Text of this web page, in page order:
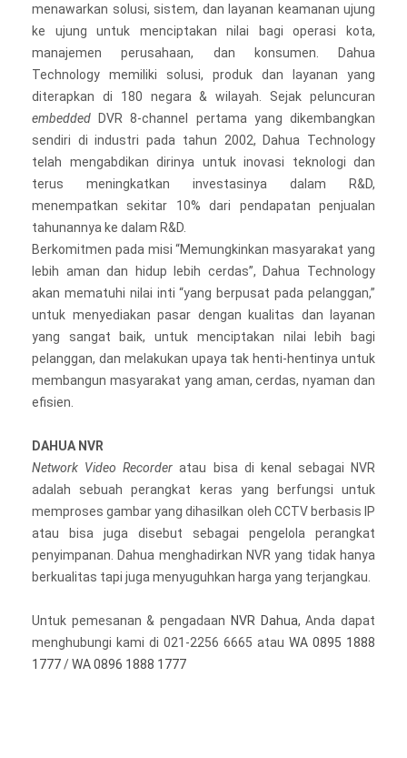
menawarkan solusi, sistem, dan layanan keamanan ujung
ke ujung untuk menciptakan nilai bagi operasi kota,
manajemen perusahaan, dan konsumen. Dahua
Technology memiliki solusi, produk dan layanan yang
diterapkan di 180 negara & wilayah. Sejak peluncuran
embedded DVR 8-channel pertama yang dikembangkan
sendiri di industri pada tahun 2002, Dahua Technology
telah mengabdikan dirinya untuk inovasi teknologi dan
terus meningkatkan investasinya dalam R&D,
menempatkan sekitar 10% dari pendapatan penjualan
tahunannya ke dalam R&D.
Berkomitmen pada misi “Memungkinkan masyarakat yang
lebih aman dan hidup lebih cerdas”, Dahua Technology
akan mematuhi nilai inti “yang berpusat pada pelanggan,”
untuk menyediakan pasar dengan kualitas dan layanan
yang sangat baik, untuk menciptakan nilai lebih bagi
pelanggan, dan melakukan upaya tak henti-hentinya untuk
membangun masyarakat yang aman, cerdas, nyaman dan
efisien.
DAHUA NVR
Network Video Recorder atau bisa di kenal sebagai NVR
adalah sebuah perangkat keras yang berfungsi untuk
memproses gambar yang dihasilkan oleh CCTV berbasis IP
atau bisa juga disebut sebagai pengelola perangkat
penyimpanan. Dahua menghadirkan NVR yang tidak hanya
berkualitas tapi juga menyuguhkan harga yang terjangkau.
Untuk pemesanan & pengadaan NVR Dahua, Anda dapat
menghubungi kami di 021-2256 6665 atau WA 0895 1888
1777/WA 0896 1888 1777